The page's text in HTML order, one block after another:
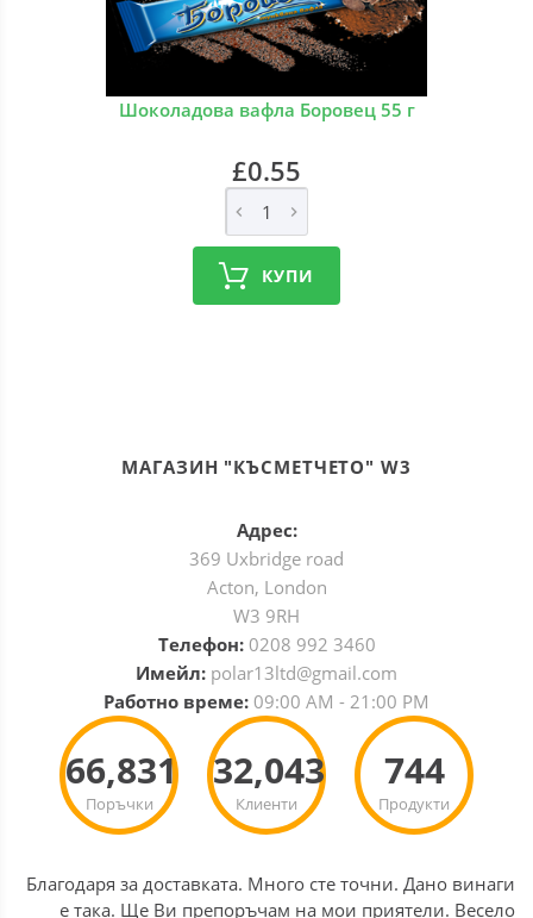
Шоколадова вафла Боровец 55 г
£0.55
КУПИ
МАГАЗИН "КЪСМЕТЧЕТО" W3
Адрес:
369 Uxbridge road
Acton, London
W3 9RH
Телефон: 0208 992 3460
Имейл: polar13ltd@gmail.com
Работно време: 09:00 AM - 21:00 PM
Поръчки
66,831
Клиенти
32,043
Продукти
744
Благодаря за доставката. Много сте точни. Дано винаги
е така. Ще Ви препоръчам на мои приятели. Весело